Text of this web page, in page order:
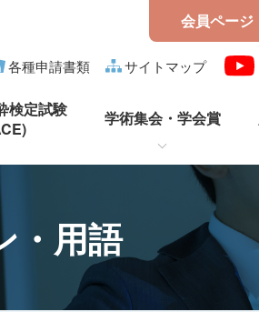
会員ページ
各種申請書類 サイトマップ
検定試験
学術集会・学会賞
・用語